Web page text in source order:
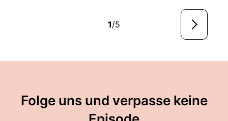
1/5
Folge uns und verpasse keine